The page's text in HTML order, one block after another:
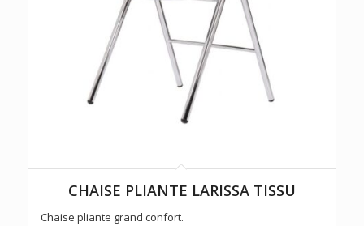
CHAISE PLIANTE LARISSA TISSU
Chaise pliante grand confort.